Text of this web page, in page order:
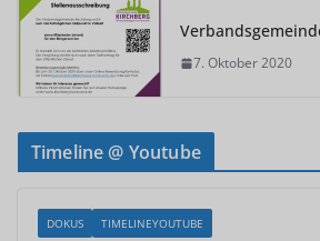
7. Oktober 2020
Timeline @ Youtube
DOKUS TIMELINEYOUTUBE